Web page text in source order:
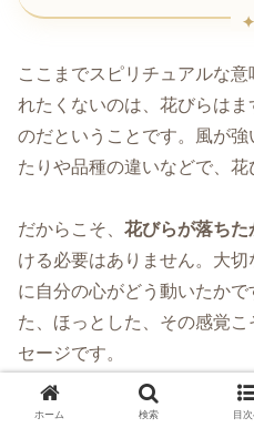
ここまでスピリチュアルな
れたくないのは、花びらは
のだということです。風が
たりや品種の違いなどで、花
だからこそ、 花びらが落ちた
ける必要はありません。大
に自分の心がどう動いたか
た、ほっとした、その感覚
セージです。
また、不安が強い時は、何
ホーム 検索 目